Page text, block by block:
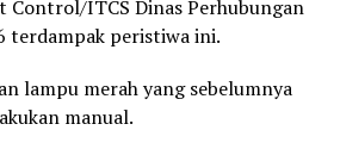
Control/ITCS Dinas Perhubungan
terdampak peristiwa ini.
lampu merah yang sebelumnya
manual.